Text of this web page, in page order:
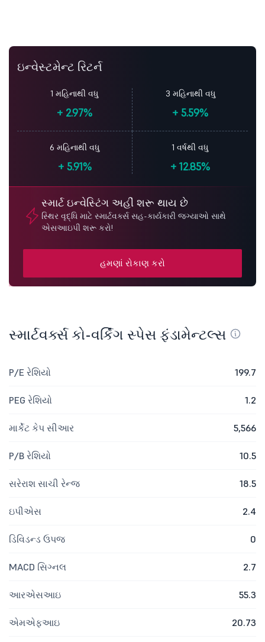
ઇન્વેસ્ટમેન્ટ રિટર્ન
1 મહિનાથી વધુ
+ 2.97%
3 મહિનાથી વધુ
+ 5.59%
6 મહિનાથી વધુ
+5.91%
1 વર્ષથી વધુ
+ 12.85%
સ્માર્ટ ઇન્વેસ્ટિંગ અહીં શરૂ થાય છે
સ્થિર વૃદ્ધિ માટે સ્માર્ટવર્ક્સ સહ-કાર્યકારી જગ્યાઓ સાથે
એસઆઇપી શરૂ કરો!
હમણાં રોકાણ કરો
સ્માર્ટવર્ક્સ કો-વર્કિંગ સ્પેસ ફંડામેન્ટલ્સ
P/E રેશિયો 199.7
PEG રેશિયો 1.2
માર્કેટ કેપ સીઆર 5,566
P/B રેશિયો 10.5
સરેરાશ સાચી રેન્જ 18.5
ઇપીએસ 2.4
ડિવિડન્ડ ઉપજ 0
MACD સિગ્નલ 2.7
આરએસઆઇ 55.3
એમએફઆઇ 20.73